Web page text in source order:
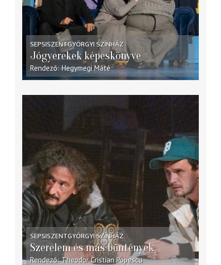
SEPSISZENTGYÖRGYI SZÍNHÁZ
Jógyerekek képeskönyve
Rendező Hegymegi Máté
SEPSISZENTGYÖRGYI SZÍNHÁZ
Szerelem és más bűntények
Rendező Theodor Cristian Popescu